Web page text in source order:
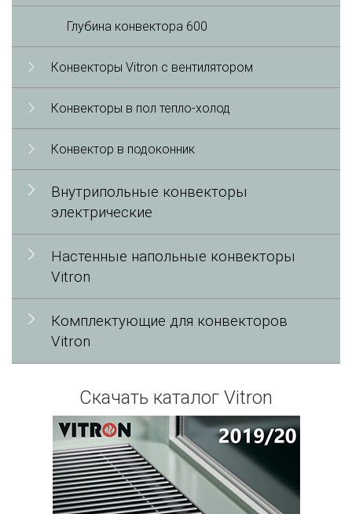
Глубина конвектора 600
Конвекторы Vitron с вентилятором
Конвекторы в пол тепло-холод
Конвектор в подоконник
Внутрипольные конвекторы
электрические
Настенные напольные конвекторы
Vitron
Комплектующие для конвекторов
Vitron
Скачать каталог Vitron